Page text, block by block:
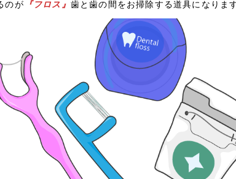
のが 『フロス』 歯と歯の間をお掃除する道具になります